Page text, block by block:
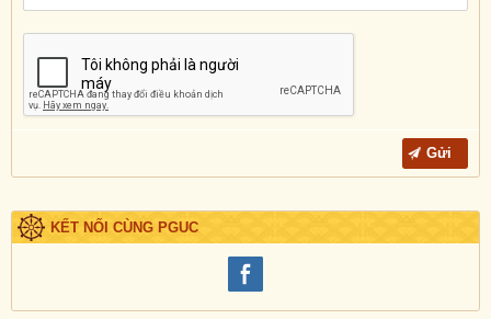
KẾT NỐI CÙNG PGUC